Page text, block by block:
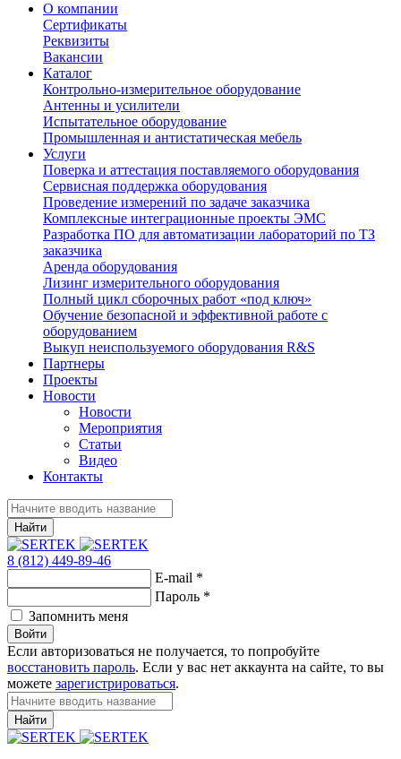
О компании
Сертификаты
Реквизиты
Вакансии
Каталог
Контрольно-измерительное оборудование
Антенны и усилители
Испытательное оборудование
Промышленная и антистатическая мебель
Услуги
Поверка и аттестация поставляемого оборудования
Сервисная поддержка оборудования
Проведение измерений по задаче заказчика
Комплексные интеграционные проекты ЭМС
Разработка ПО для автоматизации лабораторий по ТЗ
заказчика
Аренда оборудования
Лизинг измерительного оборудования
Полный цикл сборочных работ «под ключ»
Обучение безопасной и эффективной работе с
оборудованием
Выкуп неиспользуемого оборудования R&S
Партнеры
Проекты
Новости
Новости
Мероприятия
Статьи
Видео
Контакты
Найти
8 (812) 449-89-46
E-mail *
Пароль *
Запомнить меня
Войти
Если авторизоваться не получается, то попробуйте
восстановить пароль. Если у вас нет аккаунта на сайте, то вы
можете зарегистрироваться.
Найти